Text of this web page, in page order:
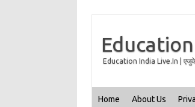
Education India Live.In |
Home About Us